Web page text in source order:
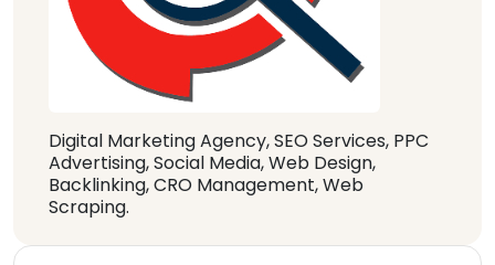
Digital Marketing Agency, SEO Services, PPC
Advertising, Social Media, Web Design,
Backlinking, CRO Management, Web
Scraping.